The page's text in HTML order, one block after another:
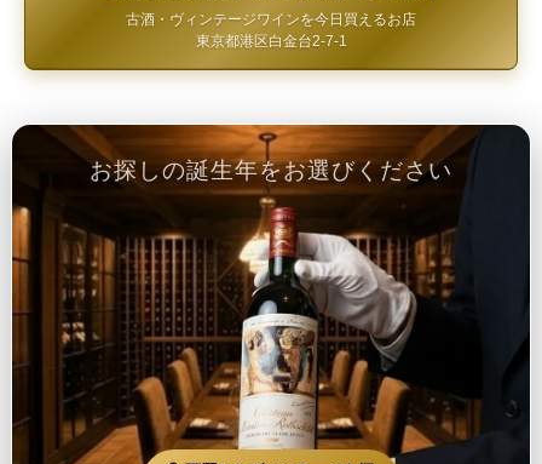
古酒・ヴィンテージワインを今日買えるお店
東京都港区白金台2-7-1
お探しの誕生年をお選びください